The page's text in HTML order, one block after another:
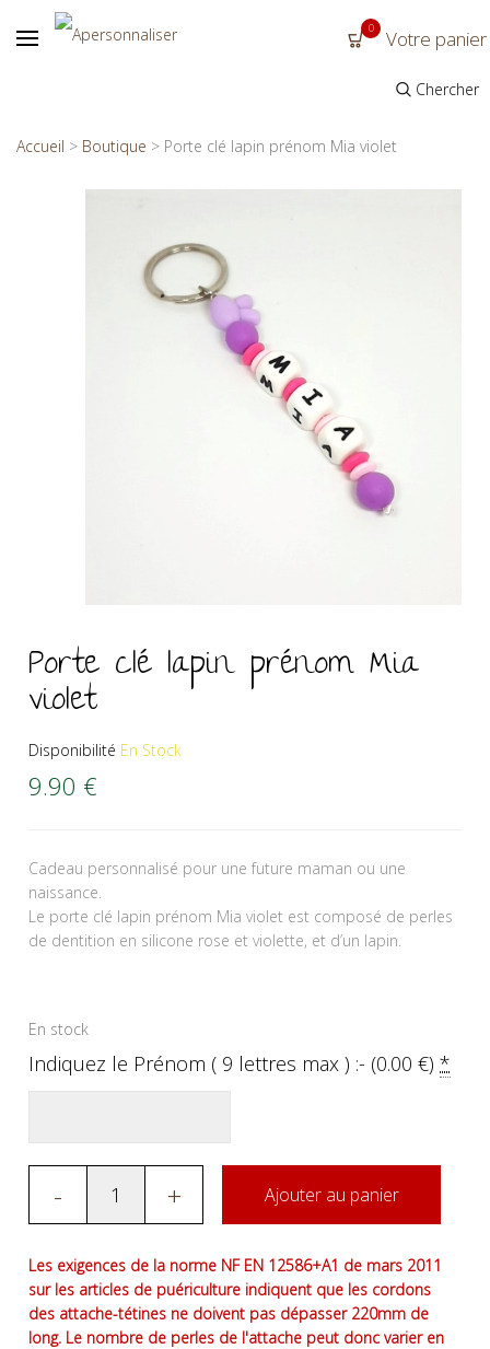
0 Votre panier
Chercher
Accueil > Boutique > Porte clé lapin prénom Mia violet
Porte clé lapin prénom Mia
violet
Disponibilité En Stock
9.90 €
Cadeau personnalisé pour une future maman ou une
naissance.
Le porte clé lapin prénom Mia violet est composé de perles
de dentition en silicone rose et violette, et d’un lapin.
En stock
Indiquez le Prénom ( 9 lettres max ) :- (0.00€)*
- + Ajouter au panier
Les exigences de la norme NF EN 12586+A1 de mars 2011
sur les articles de puériculture indiquent que les cordons
des attache-tétines ne doivent pas dépasser 220mm de
long. Le nombre de perles de l'attache peut donc varier en